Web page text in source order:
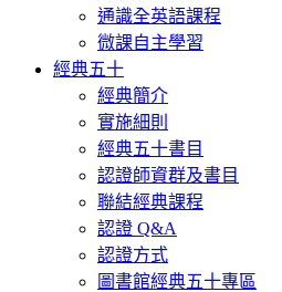
通識全英語課程
微課自主學習
經典五十
經典簡介
實施細則
經典五十書目
認證師資群及書目
聯結經典課程
認證 Q&A
認證方式
圖書館經典五十專區